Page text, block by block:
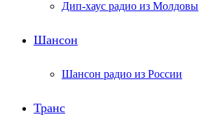
Дип-хаус радио из Молдовы
Шансон
Шансон радио из России
Транс